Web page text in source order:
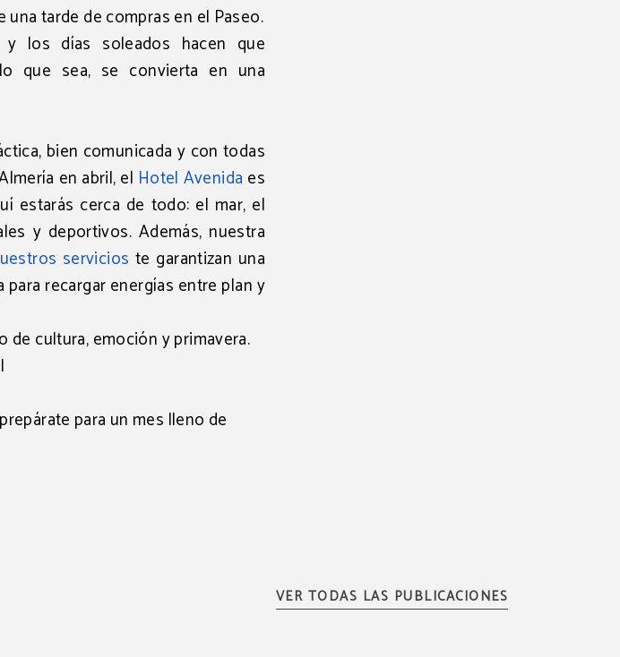
tarde de compras en el Paseo.
y los días soleados hacen que
que sea, se convierta en una
bien comunicada y con todas
en abril, el Hotel Avenida es
estarás cerca de todo: el mar, el
y deportivos. Además, nuestra
servicios te garantizan una
recargar energías entre plan y
de cultura, emoción y primavera.
para un mes lleno de
VER TODAS LAS PUBLICACIONES